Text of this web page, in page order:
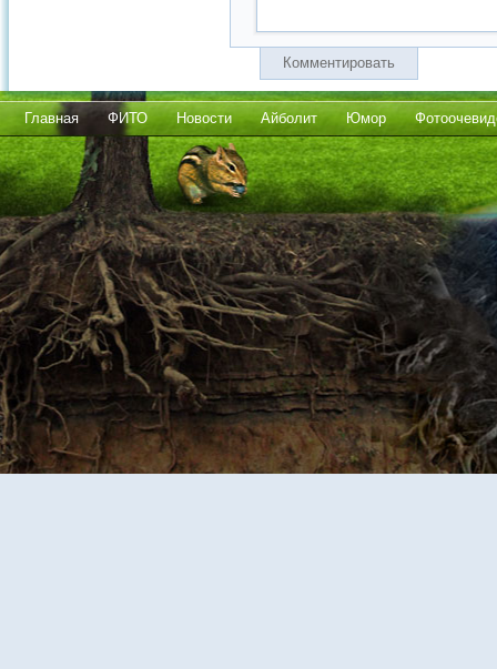
Комментировать
Главная ФИТО Новости Айболит Юмор